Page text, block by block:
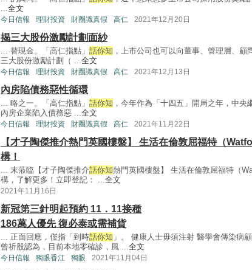
...全文
今日信報 理財投資 財圈識真假 高仁 2021年12月20日
揭三大股份激勵計劃面紗
... 替現金。「高仁指點」 話你知 ，上市公司也可以向董事、管理層、
三大股份激勵計劃（ ...全文
今日信報 理財投資 財圈識真假 高仁 2021年12月13日
內房陷債務惡性循環
... 略之一。「高仁指點」 話你知 ，今年作為「十四五」開局之年，中
內房企業陷入債務惡 ...全文
今日信報 理財投資 財圈識真假 高仁 2021年11月22日
【才子陶傑推介熱門英國樓盤】 生活在倫敦屈福特（
構！
... 末蒞臨【才子陶傑推介話你知熱門英國樓盤】 生活在倫敦屈福特（
構，了解更多！立即登記： ...全文
2021年11月16日
新冠第三針明起預約 11．11接種
186萬人優先 復必泰或需補貨
... 正面回應，僅指「到時話你知 」。 健康人士毋須注射 醫學會傳染病
曾祈殷認為，目前本地零確診，風 ...全文
今日信報 獨眼香江 獨眼 2021年11月04日